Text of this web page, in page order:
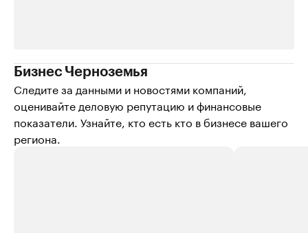
Бизнес Черноземья
Следите за данными и новостями компаний,
оценивайте деловую репутацию и финансовые
показатели. Узнайте, кто есть кто в бизнесе вашего
региона.